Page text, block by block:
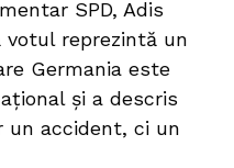
SPD, Adis
votul reprezintă un
Germania este
și a descris
un accident, ci un